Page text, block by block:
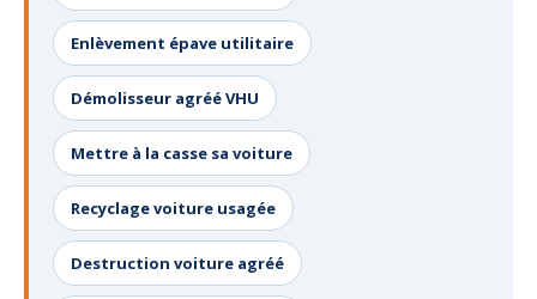
Enlèvement épave utilitaire
Démolisseur agréé VHU
Mettre à la casse sa voiture
Recyclage voiture usagée
Destruction voiture agréé